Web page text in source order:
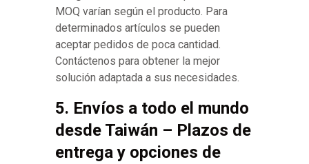
MOQ varían según el producto. Para
determinados artículos se pueden
aceptar pedidos de poca cantidad.
Contáctenos para obtener la mejor
solución adaptada a sus necesidades.
5. Envíos a todo el mundo
desde Taiwán – Plazos de
entrega y opciones de